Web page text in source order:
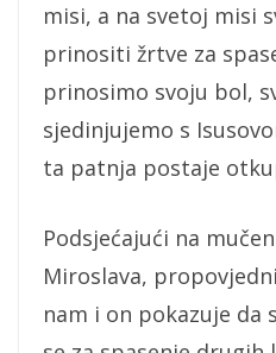
misi, a na svetoj misi
prinositi žrtve za
prinosimo svoju bol,
sjedinjujemo s
ta patnja postaje
Podsjećajući na
Miroslava,
nam i on pokazuje